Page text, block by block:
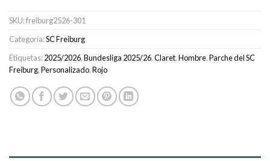
SKU:freiburg2526-301
Categoría:SC Freiburg
Etiquetas:2025/2026,Bundesliga 2025/26,Claret,Hombre,Parche del SC
Freiburg,Personalizado,Rojo